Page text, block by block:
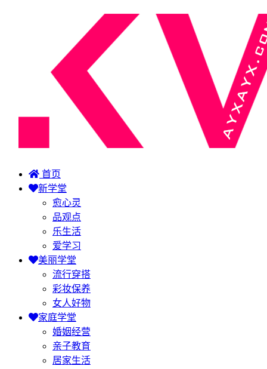
首页
新学堂
愈心灵
品观点
乐生活
爱学习
美丽学堂
流行穿搭
彩妆保养
女人好物
家庭学堂
婚姻经营
亲子教育
居家生活